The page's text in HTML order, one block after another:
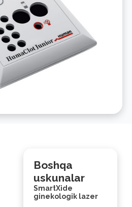
Boshqa
uskunalar
SmartXide
ginekologik lazer